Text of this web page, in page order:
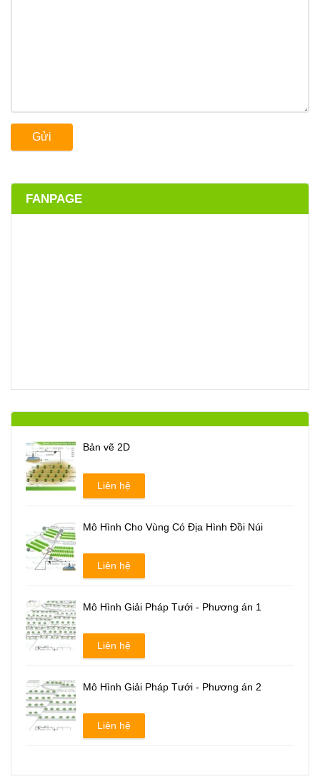
Gửi
FANPAGE
Bản vẽ 2D
Liên hệ
Mô Hình Cho Vùng Có Địa Hình Đồi Núi
Liên hệ
Mô Hình Giải Pháp Tưới - Phương án 1
Liên hệ
Mô Hình Giải Pháp Tưới - Phương án 2
Liên hệ